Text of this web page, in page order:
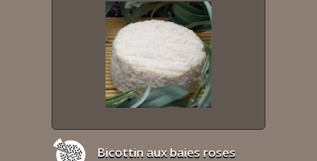
Bicottin aux baies roses